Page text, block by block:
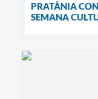
PRATÂNIA
SEMANA